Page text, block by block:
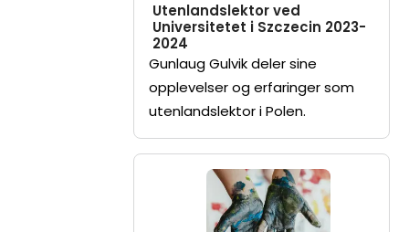
Utenlandslektor ved
Universitetet i Szczecin 2023-
2024
Gunlaug Gulvik deler sine
opplevelser og erfaringer som
utenlandslektor i Polen.